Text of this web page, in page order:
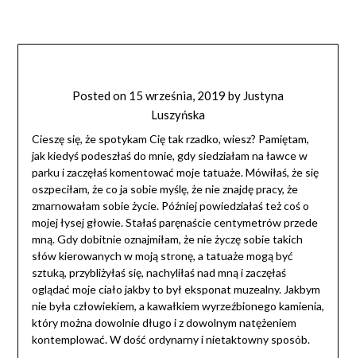
Posted on 15 września, 2019 by Justyna
Luszyńska
Cieszę się, że spotykam Cię tak rzadko, wiesz? Pamiętam,
jak kiedyś podeszłaś do mnie, gdy siedziałam na ławce w
parku i zaczęłaś komentować moje tatuaże. Mówiłaś, że się
oszpeciłam, że co ja sobie myślę, że nie znajdę pracy, że
zmarnowałam sobie życie. Później powiedziałaś też coś o
mojej łysej głowie. Stałaś paręnaście centymetrów przede
mną. Gdy dobitnie oznajmiłam, że nie życzę sobie takich
słów kierowanych w moją stronę, a tatuaże mogą być
sztuką, przybliżyłaś się, nachyliłaś nad mną i zaczęłaś
oglądać moje ciało jakby to był eksponat muzealny. Jakbym
nie była człowiekiem, a kawałkiem wyrzeźbionego kamienia,
który można dowolnie długo i z dowolnym natężeniem
kontemplować. W dość ordynarny i nietaktowny sposób.